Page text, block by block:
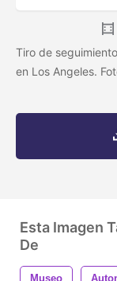
Tiro de
en Los Angeles.
Esta Imagen
De
Museo